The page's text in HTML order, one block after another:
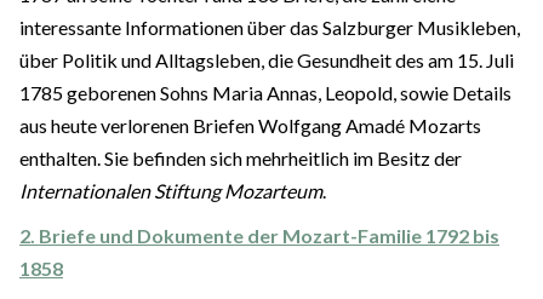
interessante Informationen über das Salzburger Musikleben,
über Politik und Alltagsleben, die Gesundheit des am 15. Juli
1785 geborenen Sohns Maria Annas, Leopold, sowie Details
aus heute verlorenen Briefen Wolfgang Amadé Mozarts
enthalten. Sie befinden sich mehrheitlich im Besitz der
Internationalen Stiftung Mozarteum.
2. Briefe und Dokumente der Mozart-Familie 1792 bis
1858